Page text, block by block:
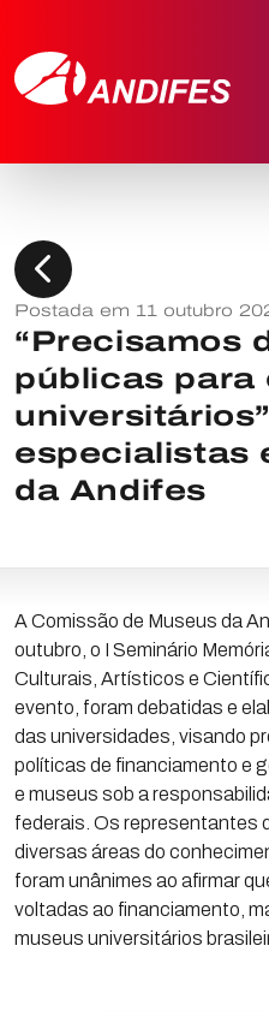
chevron_left
Postada em 11 outubro
“Precisamos
públicas para
especialistas
da Andifes
A Comissão de Museus da
outubro, o I Seminário
Culturais, Artísticos e
evento, foram debatidas e
das universidades, visando
políticas de financiamento e
e museus sob a
federais. Os representantes
diversas áreas do
foram unânimes ao afirmar
voltadas ao financiamento,
museus universitários